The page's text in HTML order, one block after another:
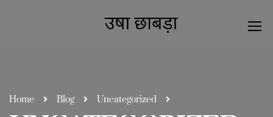
Home Blog Uncategorized